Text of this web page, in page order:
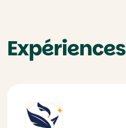
Expériences